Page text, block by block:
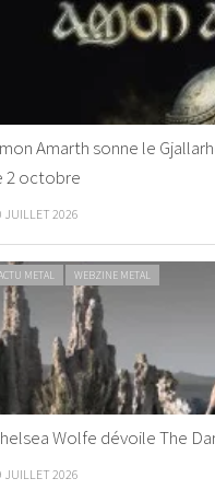
Amarth sonne le
2 octobre
JUILLET 2026
METAL WEBZINE METAL
Wolfe dévoile The
JUILLET 2026